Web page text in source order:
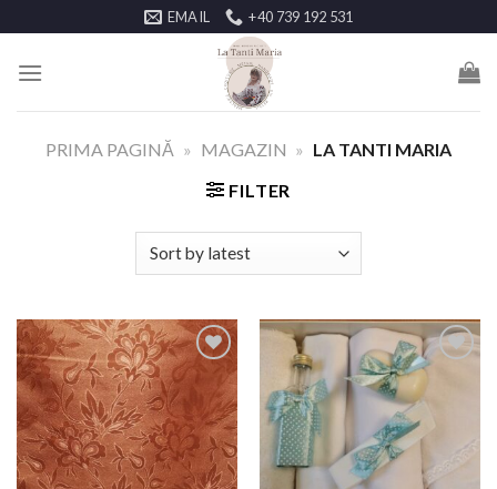
EMAIL +40 739 192 531
PRIMA PAGINĂ » MAGAZIN » LA TANTI MARIA
FILTER
LISTA DE
DORINȚE
LISTA DE
DORINȚE